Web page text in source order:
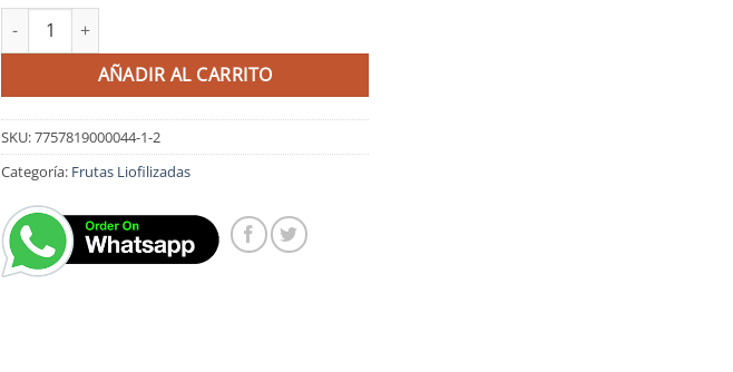
Pitahaya Roja Liofilizada, 30 gr cantidad
AÑADIR AL CARRITO
SKU:7757819000044-1-2
Categoría: Frutas Liofilizadas